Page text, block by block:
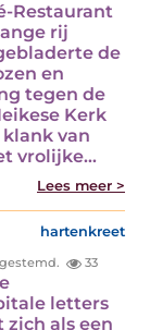
Restaurant
rij
de
en
tegen de
Kerk
van
vrolijke…
Lees meer >
hartenkreet
33
letters
zich als een